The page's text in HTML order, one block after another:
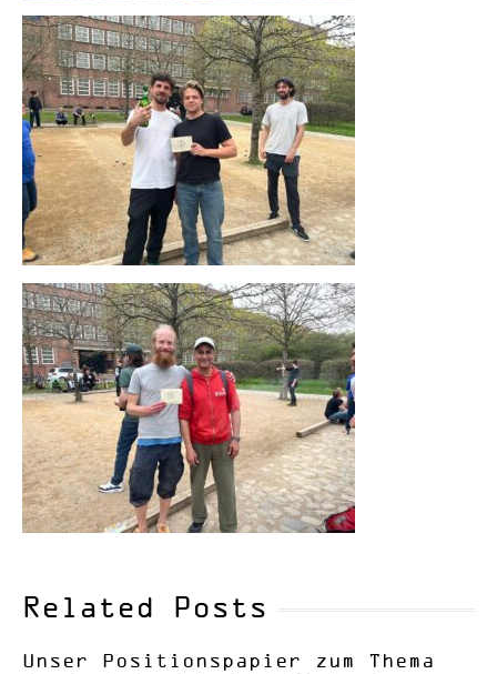
Related Posts
Unser Positionspapier zum Thema